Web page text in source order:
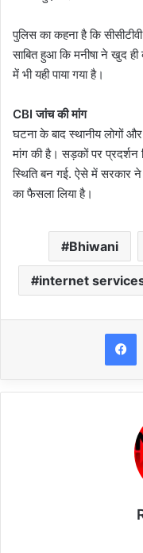
पुलिस का कहना है कि
साबित हुआ कि मनीषा ने खुद ही
में भी यही पाया गया है।
CBI जांच की मांग
घटना के बाद स्थानीय लोगों
मांग की है। सड़कों पर
स्थिति बन गई. ऐसे में सरकार
का फैसला लिया है।
Bhiwani
internet